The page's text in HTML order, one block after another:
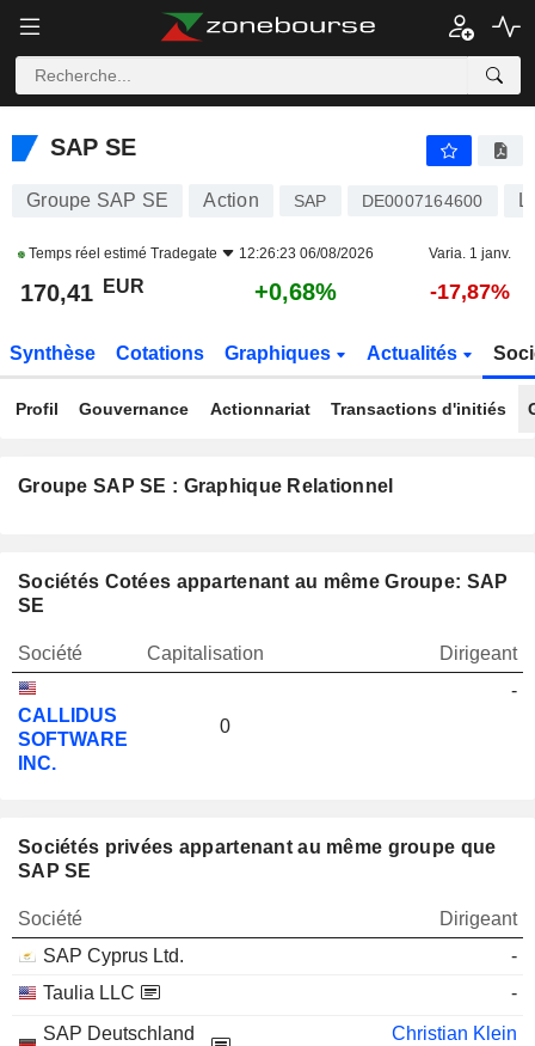
SAP SE
SAP SE
Groupe SAP SE Action SAP DE0007164600
Temps réel estimé Tradegate 12:26:23 06/08/2026 Varia. 1 janv.
170,41 EUR +0,68% -17,87%
Synthèse Cotations Graphiques Actualités
Profil Gouvernance Actionnariat Transactions d'initiés
Groupe SAP SE : Graphique Relationnel
Sociétés Cotées appartenant au même Groupe: SAP
SE
Société Capitalisation Dirigeant
CALLIDUS
SOFTWARE
INC.
0
-
Sociétés privées appartenant au même groupe que
SAP SE
Société
Dirigeant
SAP Cyprus Ltd.
-
Taulia LLC
-
SAP Deutschland
Christian Klein